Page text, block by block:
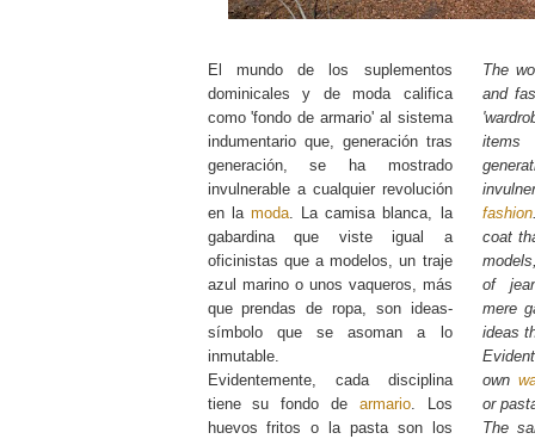
El mundo de los suplementos
dominicales y de moda califica
como 'fondo de armario' al sistema
indumentario que, generación tras
generación, se ha mostrado
invulnerable a cualquier revolución
en la moda. La camisa blanca, la
gabardina que viste igual a
oficinistas que a modelos, un traje
azul marino o unos vaqueros, más
que prendas de ropa, son ideas-
símbolo que se asoman a lo
inmutable.
Evidentemente, cada disciplina
tiene su fondo de armario. Los
huevos fritos o la pasta son los
The
and
fashion
coat
of
mere
ideas
own
or
The